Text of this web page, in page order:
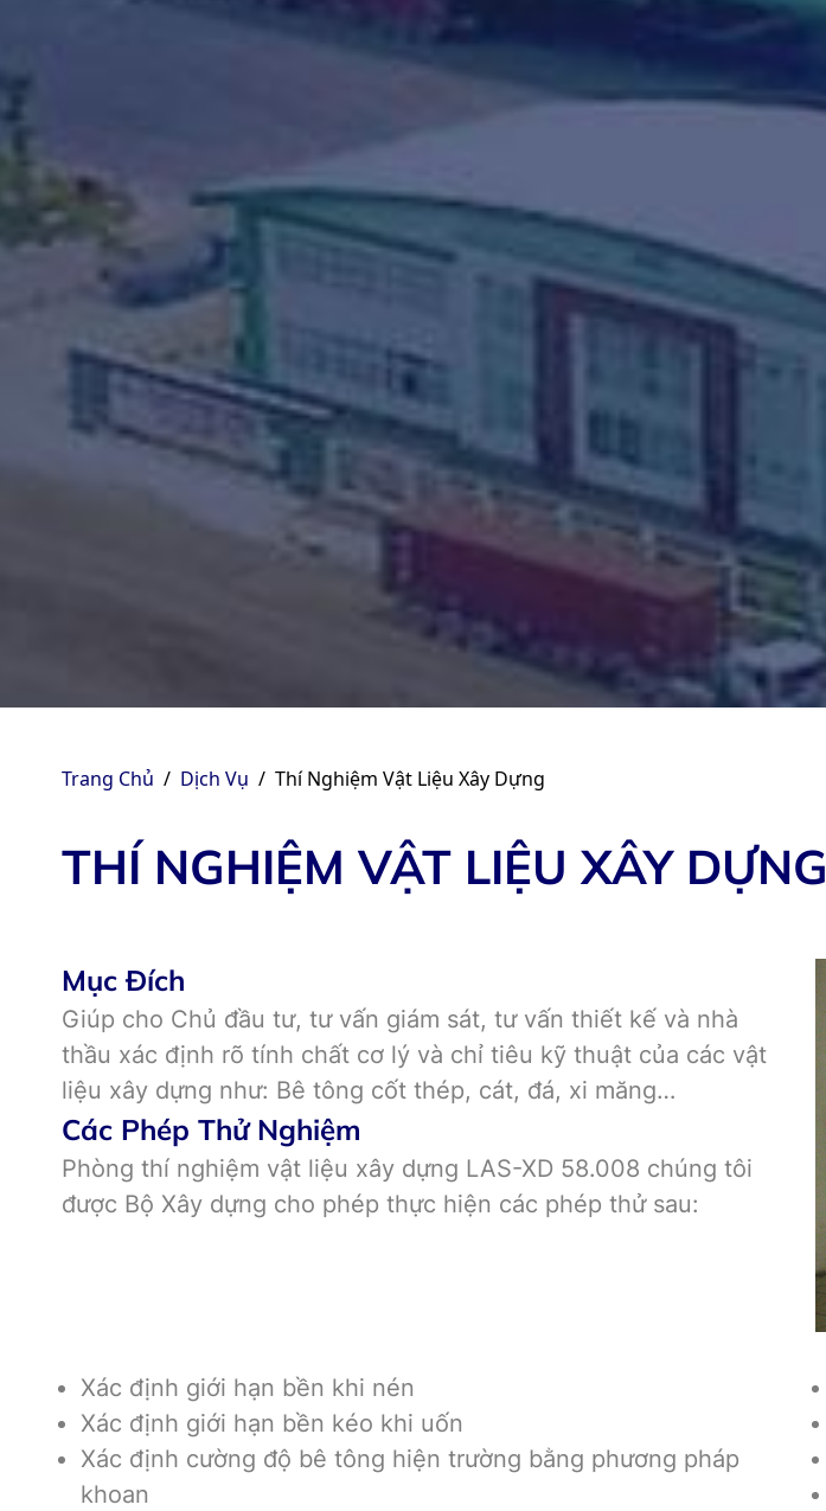
Trang Chủ / Dịch Vụ / Thí Nghiệm Vật Liệu Xây Dựng
THÍ NGHIỆM VẬT LIỆU XÂY DỰNG
Mục Đích
Giúp cho Chủ đầu tư, tư vấn giám sát, tư vấn thiết kế và nhà
thầu xác định rõ tính chất cơ lý và chỉ tiêu kỹ thuật của các vật
liệu xây dựng như: Bê tông cốt thép, cát, đá, xi măng…
Các Phép Thử Nghiệm
Phòng thí nghiệm vật liệu xây dựng LAS-XD 58.008 chúng tôi
được Bộ Xây dựng cho phép thực hiện các phép thử sau:
Xác định giới hạn bền khi nén
Xác định giới hạn bền kéo khi uốn
Xác định cường độ bê tông hiện trường bằng phương pháp
khoan